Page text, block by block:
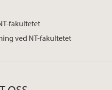
fakultetet
ved NT-fakultetet